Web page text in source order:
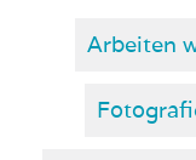
Arbeiten